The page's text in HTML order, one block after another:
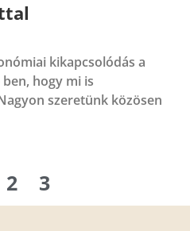
kikapcsolódás a
hogy mi is
szeretünk közösen
2 3